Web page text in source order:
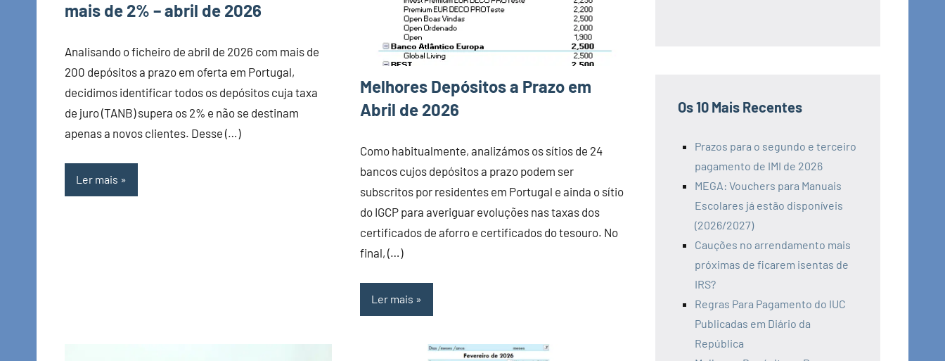
mais de 2% – abril de 2026
Analisando o ficheiro de abril de 2026 com mais de
200 depósitos a prazo em oferta em Portugal,
decidimos identificar todos os depósitos cuja taxa
de juro (TANB) supera os 2% e não se destinam
apenas a novos clientes. Desse (…)
Ler mais
Melhores Depósitos a Prazo em
Abril de 2026
Como habitualmente, analizámos os sítios de 24
bancos cujos depósitos a prazo podem ser
subscritos por residentes em Portugal e ainda o sítio
do IGCP para averiguar evoluções nas taxas dos
certificados de aforro e certificados do tesouro. No
final, (…)
Ler mais
Os 10 Mais Recentes
Prazos para o segundo e terceiro
pagamento de IMI de 2026
MEGA: Vouchers para Manuais
Escolares já estão disponíveis
(2026/2027)
Cauções no arrendamento mais
próximas de ficarem isentas de
IRS?
Regras Para Pagamento do IUC
Publicadas em Diário da
República